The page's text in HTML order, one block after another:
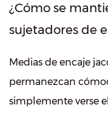
¿Cómo se
sujetadores de
Medias de encaje jacquard Se
permanezcan
simplemente verse